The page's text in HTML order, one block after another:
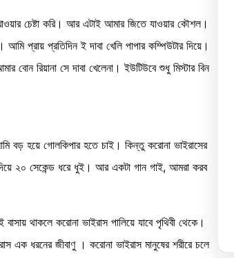
চেষ্টা করি। আর এটাই আমার জিতে যাওয়ার কৌশল।
প্রায় প্রতিদিন ই দাবা খেলি পাপার কম্পিউটার দিয়ে।
রিয়ানা সে দাবা খেলেনা। ইউটিউবে শুধু মিস্টার বিন
বড় হয়ে গোলকিপার হতে চাই। কিন্তু করোনা ভাইরাসের
২০ সেকেন্ড ধরে ধুই। আর একটা গান গাই, আমরা করব
থাকলে করোনা ভাইরাস পালিয়ে যাবে পৃথিবী থেকে।
এক ধরনের জীবাণু । করোনা ভাইরাস মানুষের শরীরে চলে